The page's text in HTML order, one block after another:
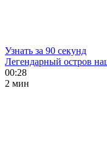
Узнать за 90 секунд
Легендарный остров
00:28
2 мин